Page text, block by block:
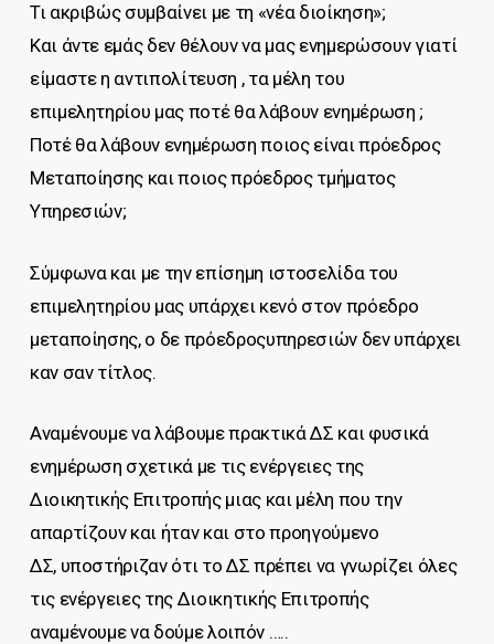
Τι ακριβώς συμβαίνει με τη «νέα διοίκηση»;
Και άντε εμάς δεν θέλουν να μας ενημερώσουν γιατί
είμαστε η αντιπολίτευση , τα μέλη του
επιμελητηρίου μας ποτέ θα λάβουν ενημέρωση ;
Ποτέ θα λάβουν ενημέρωση ποιος είναι πρόεδρος
Μεταποίησης και ποιος πρόεδρος τμήματος
Υπηρεσιών;
Σύμφωνα και με την επίσημη ιστοσελίδα του
επιμελητηρίου μας υπάρχει κενό στον πρόεδρο
μεταποίησης, ο δε πρόεδροςυπηρεσιών δεν υπάρχει
καν σαν τίτλος.
Αναμένουμε να λάβουμε πρακτικά ΔΣ και φυσικά
ενημέρωση σχετικά με τις ενέργειες της
Διοικητικής Επιτροπής μιας και μέλη που την
απαρτίζουν και ήταν και στο προηγούμενο
ΔΣ, υποστήριζαν ότι το ΔΣ πρέπει να γνωρίζει όλες
τις ενέργειες της Διοικητικής Επιτροπής
αναμένουμε να δούμε λοιπόν …..